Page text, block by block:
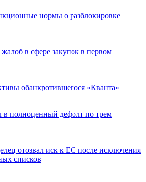
нормы о разблокировке
в сфере закупок в первом
обанкротившегося «Кванта»
в полноценный дефолт по трем
отозвал иск к ЕС после исключения
списков